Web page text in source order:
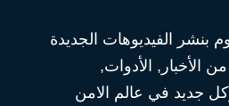
بنشر الفيديوهات الجديدة
الأخبار, الأدوات,
جديد في عالم الامن